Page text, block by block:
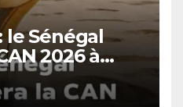
le Sénégal
2026 à